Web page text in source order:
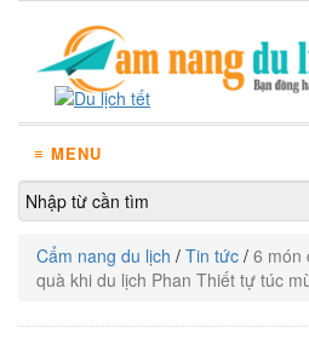
≡ MENU
Cẩm nang du lịch / Tin tức / 6 món
quà khi du lịch Phan Thiết tự túc